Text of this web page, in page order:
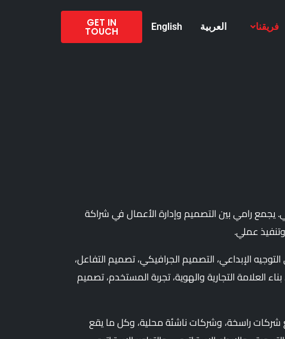
فريقنا العربية English
GET IN
TOUCH
يجمع رامي بين التصميم وإدارة الأعمال في شراكة
عملي.
الإبداعي، التصميم الجرافيكي، تصميم التفاعل،
العلامة التجارية والهوية، تجربة المستخدم، تصميم
راسخة، وشركات ناشئة محلية، وكل ما يقع